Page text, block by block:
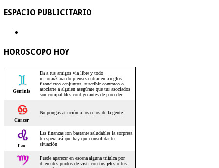
ESPACIO PUBLICITARIO
HOROSCOPO HOY